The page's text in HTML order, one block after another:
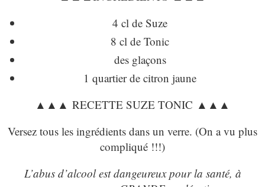
4 cl de Suze
8 cl de Tonic
des glaçons
1 quartier de citron jaune
▲▲▲ RECETTE SUZE TONIC ▲▲▲
Versez tous les ingrédients dans un verre. (On a vu plus
compliqué !!!)
L’abus d’alcool est dangeureux pour la santé, à